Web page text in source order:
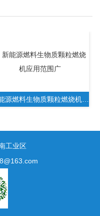
新能源燃料生物质颗粒燃烧机应用范围广
工业区